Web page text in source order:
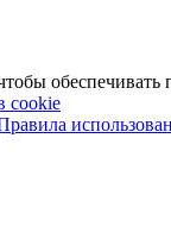
обеспечивать
cookie